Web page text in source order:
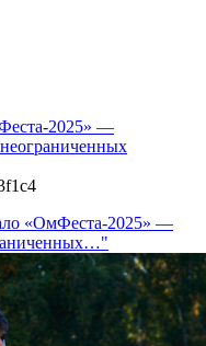
2025» —
«ОмФеста-2025» —